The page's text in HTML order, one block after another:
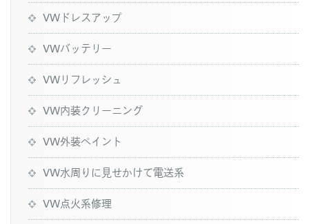
VWドレスアップ
VWバッテリー
VWリフレッシュ
VW内装クリーニング
VW外装ペイント
VW水周りに見せかけて電送系
VW点火系修理